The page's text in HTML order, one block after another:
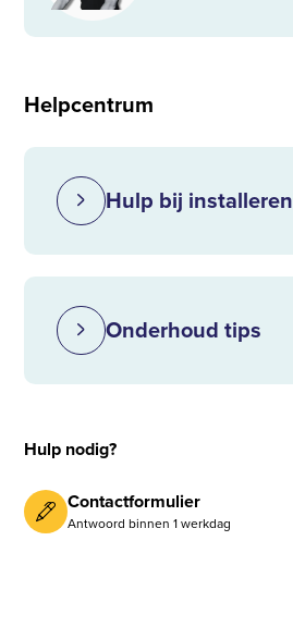
Helpcentrum
Hulp bij installeren
Onderhoud tips
Hulp nodig?
Contactformulier
Antwoord binnen 1 werkdag